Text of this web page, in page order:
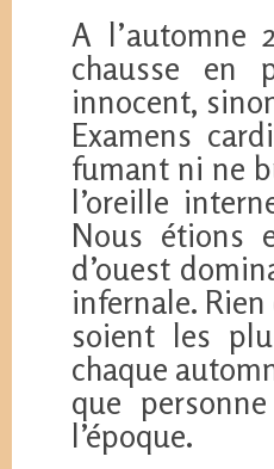
A l’automne
chausse en
innocent,
Examens
fumant ni ne
l’oreille
Nous étions
d’ouest
infernale. Rien
soient les
chaque
que
l’époque.